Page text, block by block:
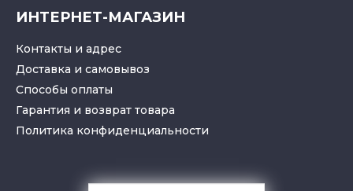
ИНТЕРНЕТ-МАГАЗИН
Контакты и адрес
Доставка и самовывоз
Способы оплаты
Гарантия и возврат товара
Политика конфиденциальности